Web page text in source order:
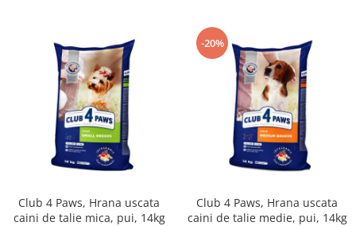
Club 4 Paws, Hrana uscata
caini de talie mica, pui, 14kg
-20%
Club 4 Paws, Hrana uscata
caini de talie medie, pui, 14kg